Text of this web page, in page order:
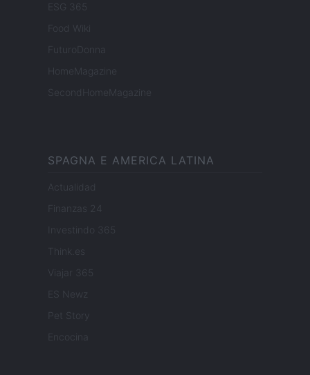
ESG 365
Food Wiki
FuturoDonna
HomeMagazine
SecondHomeMagazine
SPAGNA E AMERICA LATINA
Actualidad
Finanzas 24
Investindo 365
Think.es
Viajar 365
ES Newz
Pet Story
Encocina